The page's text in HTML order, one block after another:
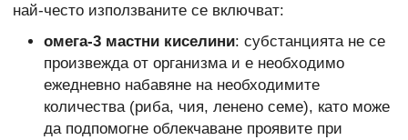
най-често използваните се включват:
омега-3 мастни киселини: субстанцията не се
произвежда от организма и е необходимо
ежедневно набавяне на необходимите
количества (риба, чия, ленено семе), като може
да подпомогне облекчаване проявите при